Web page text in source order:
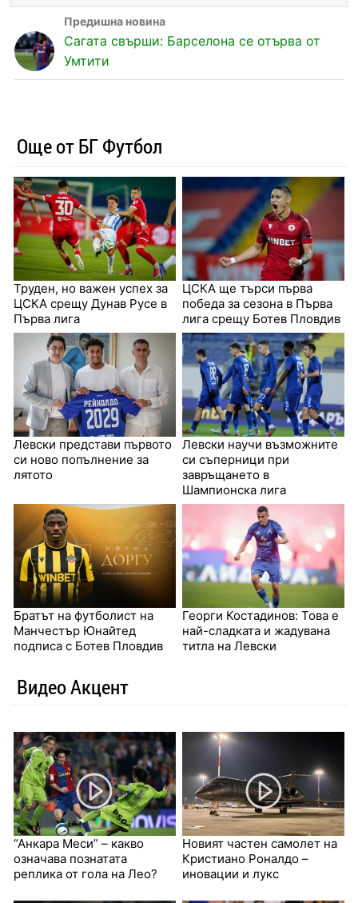
Сагата свърши: Барселона се отърва от
Умтити
Още от БГ Футбол
Труден, но важен успех за
ЦСКА срещу Дунав Русе в
Първа лига
ЦСКА ще търси първа
победа за сезона в Първа
лига срещу Ботев Пловдив
Левски представи първото
си ново попълнение за
лятото
Левски научи възможните
си съперници при
завръщането в
Шампионска лига
Братът на футболист на
Манчестър Юнайтед
подписа с Ботев Пловдив
Георги Костадинов: Това е
най-сладката и жадувана
титла на Левски
Видео Акцент
“Анкара Меси” – какво
означава познатата
реплика от гола на Лео?
Новият частен самолет на
Кристиано Роналдо –
иновации и лукс